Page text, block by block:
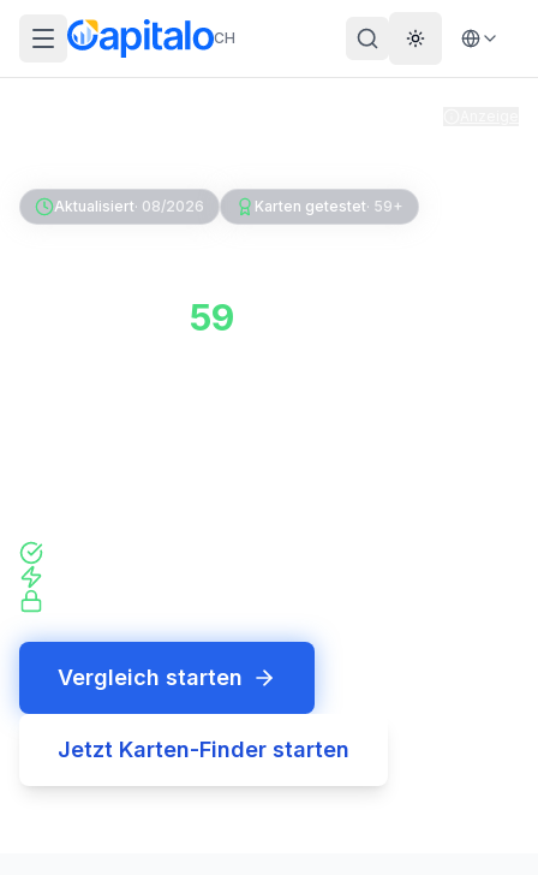
CH Theme
Aktualisiert· 08/2026 Karten getestet· 59+
59
Vergleich starten
Jetzt Karten-Finder starten